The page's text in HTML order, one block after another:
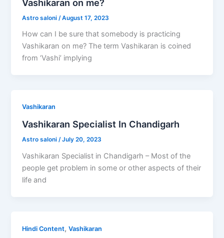
Vashikaran on me?
Astro saloni /August 17, 2023
How can I be sure that somebody is practicing
Vashikaran on me? The term Vashikaran is coined
from ‘Vashi’ implying
Vashikaran
Vashikaran Specialist In Chandigarh
Astro saloni/July 20, 2023
Vashikaran Specialist in Chandigarh – Most of the
people get problem in some or other aspects of their
life and
Hindi Content,Vashikaran